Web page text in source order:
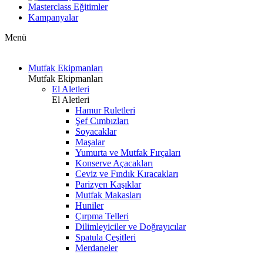
Masterclass Eğitimler
Kampanyalar
Menü
Mutfak Ekipmanları
Mutfak Ekipmanları
El Aletleri
El Aletleri
Hamur Ruletleri
Şef Cımbızları
Soyacaklar
Maşalar
Yumurta ve Mutfak Fırçaları
Konserve Açacakları
Ceviz ve Fındık Kıracakları
Parizyen Kaşıklar
Mutfak Makasları
Huniler
Çırpma Telleri
Dilimleyiciler ve Doğrayıcılar
Spatula Çeşitleri
Merdaneler